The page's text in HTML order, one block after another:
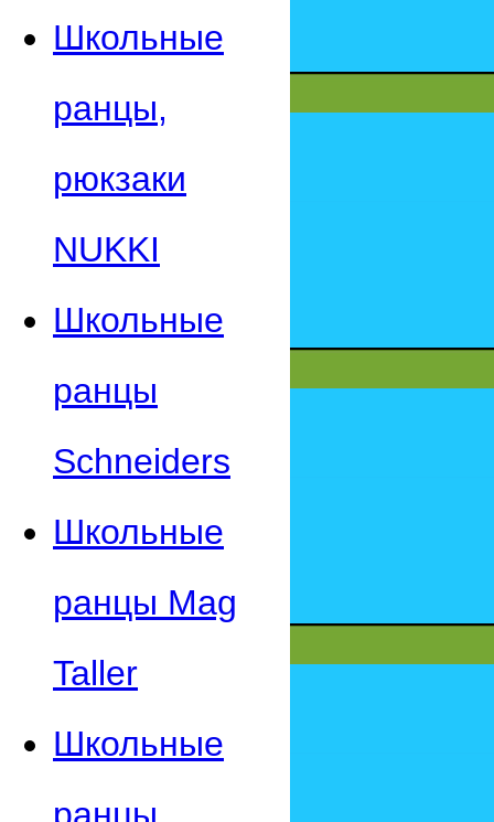
Школьные
ранцы,
рюкзаки
NUKKI
Школьные
ранцы
Schneiders
Школьные
ранцы Mag
Taller
Школьные